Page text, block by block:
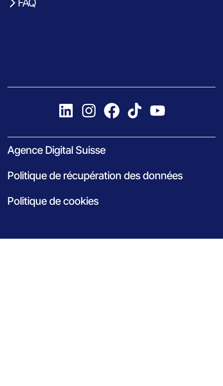
FAQ
Agence Digital Suisse
Politique de récupération des données
Politique de cookies